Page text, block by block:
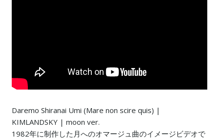
Daremo Shiranai Umi (Mare non scire quis) |
KIMLANDSKY | moon ver.
1982年に制作した月へのオマージュ曲のイメージビデオで